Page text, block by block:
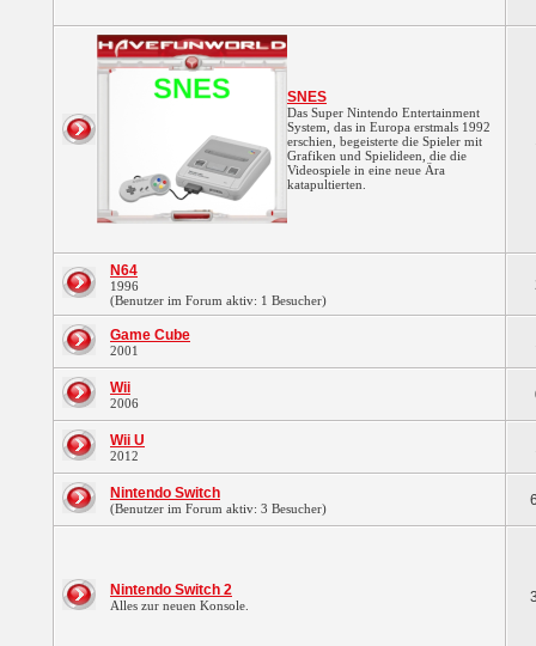
SNES
Das Super Nintendo Entertainment
System, das in Europa erstmals 1992
erschien, begeisterte die Spieler mit
Grafiken und Spielideen, die die
Videospiele in eine neue Ära
katapultierten.
N64
1996
(Benutzer im Forum aktiv: 1 Besucher)
Game Cube
2001
Wii
2006
Wii U
2012
Nintendo Switch
(Benutzer im Forum aktiv: 3 Besucher)
Nintendo Switch 2
Alles zur neuen Konsole.